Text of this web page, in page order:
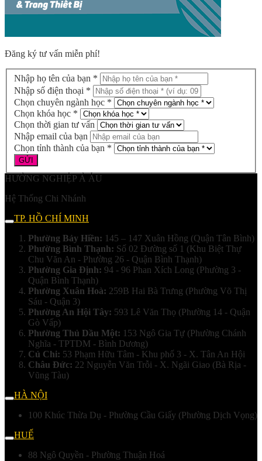
Đăng ký tư vấn miễn phí!
Nhập họ tên của bạn *
Nhập số điện thoại *
Chọn chuyên ngành học *
Chọn khóa học *
Chọn thời gian tư vấn
Nhập email của bạn
Chọn tỉnh thành của bạn *
HƯỚNG NGHIỆP Á ÂU
Hệ Thống Chi Nhánh
TP. HỒ CHÍ MINH
Phường Bảy Hiền: 145 – 147 Xuân Hồng (Quận Tân Bình)
Phường Bình Thạnh: Số 02 Đường số 1 (Khu Biệt Thự
Chu Văn An - Phường 26 - Quận Bình Thạnh)
Phường Gia Định: 94 - 96 Phan Xích Long (Phường 3 -
Quận Bình Thạnh)
Phường Xuân Hoà: 259B Hai Bà Trưng (Phường Võ Thị
Sáu - Quận 3)
Phường An Hội Tây: 593 Lê Văn Thọ (Phường 14 - Quận
Gò Vấp)
Phường Thủ Dầu Một: 153 Ngô Gia Tự (Phường Chánh
Nghĩa - TPTDM - Bình Dương)
Củ Chi: 53 Phạm Hữu Tâm - Khu phố 3 - X. Tân An Hội
Châu Đức: 22 Nguyễn Văn Trỗi - X. Ngãi Giao (Bà Rịa -
Vũng Tàu)
HÀ NỘI
100 Khúc Thừa Dụ - Phường Cầu Giấy (Phường Dịch Vọng)
HUẾ
88 Ngô Quyền - Phường Thuận Hoá